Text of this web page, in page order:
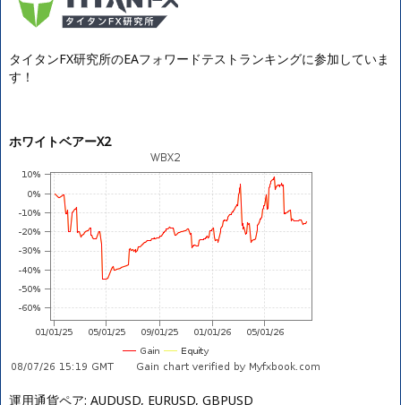
タイタンFX研究所のEAフォワードテストランキングに参加していま
す！
ホワイトベアーX2
運用通貨ペア: AUDUSD, EURUSD, GBPUSD